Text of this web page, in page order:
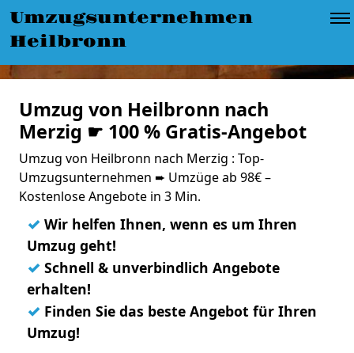
Umzugsunternehmen
Heilbronn
Umzug von Heilbronn nach
Merzig ☛ 100 % Gratis-Angebot
Umzug von Heilbronn nach Merzig : Top-
Umzugsunternehmen ➨ Umzüge ab 98€ –
Kostenlose Angebote in 3 Min.
✓ Wir helfen Ihnen, wenn es um Ihren
Umzug geht!
✓ Schnell & unverbindlich Angebote
erhalten!
✓ Finden Sie das beste Angebot für Ihren
Umzug!